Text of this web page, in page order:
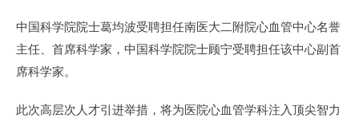
中国科学院院士葛均波受聘担任南医大二附院心血管中心名誉
主任、首席科学家，中国科学院院士顾宁受聘担任该中心副首
席科学家。
此次高层次人才引进举措，将为医院心血管学科注入顶尖智力